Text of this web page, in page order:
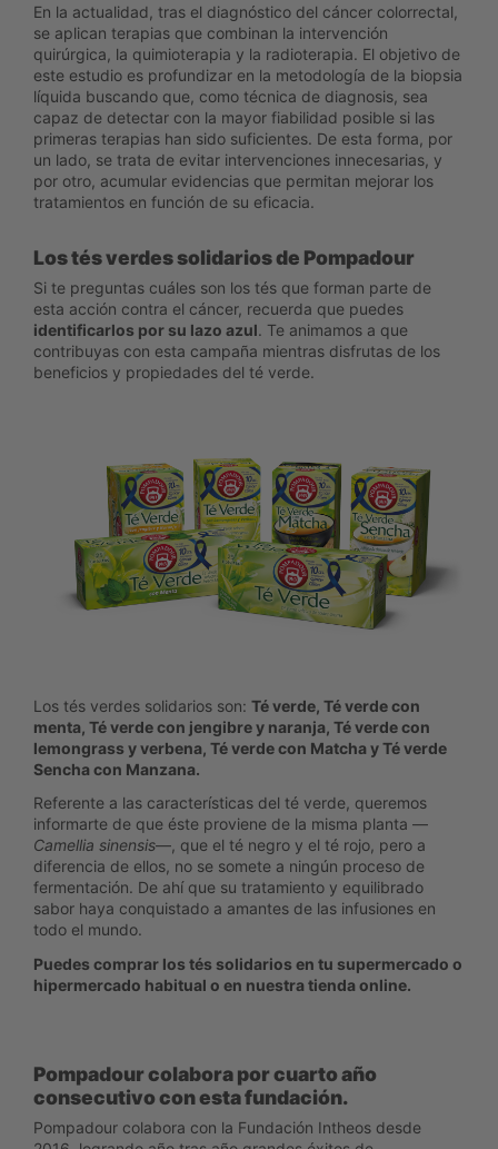
En la actualidad, tras el diagnóstico del cáncer colorrectal,
se aplican terapias que combinan la intervención
quirúrgica, la quimioterapia y la radioterapia. El objetivo de
este estudio es profundizar en la metodología de la biopsia
líquida buscando que, como técnica de diagnosis, sea
capaz de detectar con la mayor fiabilidad posible si las
primeras terapias han sido suficientes. De esta forma, por
un lado, se trata de evitar intervenciones innecesarias, y
por otro, acumular evidencias que permitan mejorar los
tratamientos en función de su eficacia.
Los tés verdes solidarios de Pompadour
Si te preguntas cuáles son los tés que forman parte de
esta acción contra el cáncer, recuerda que puedes
identificarlos por su lazo azul. Te animamos a que
contribuyas con esta campaña mientras disfrutas de los
beneficios y propiedades del té verde.
Los tés verdes solidarios son: Té verde, Té verde con
menta, Té verde con jengibre y naranja, Té verde con
lemongrass y verbena, Té verde con Matcha y Té verde
Sencha con Manzana.
Referente a las características del té verde, queremos
informarte de que éste proviene de la misma planta —
Camellia sinensis—, que el té negro y el té rojo, pero a
diferencia de ellos, no se somete a ningún proceso de
fermentación. De ahí que su tratamiento y equilibrado
sabor haya conquistado a amantes de las infusiones en
todo el mundo.
Puedes comprar los tés solidarios en tu supermercado o
hipermercado habitual o en nuestra tienda online.
Pompadour colabora por cuarto año
consecutivo con esta fundación.
Pompadour colabora con la Fundación Intheos desde